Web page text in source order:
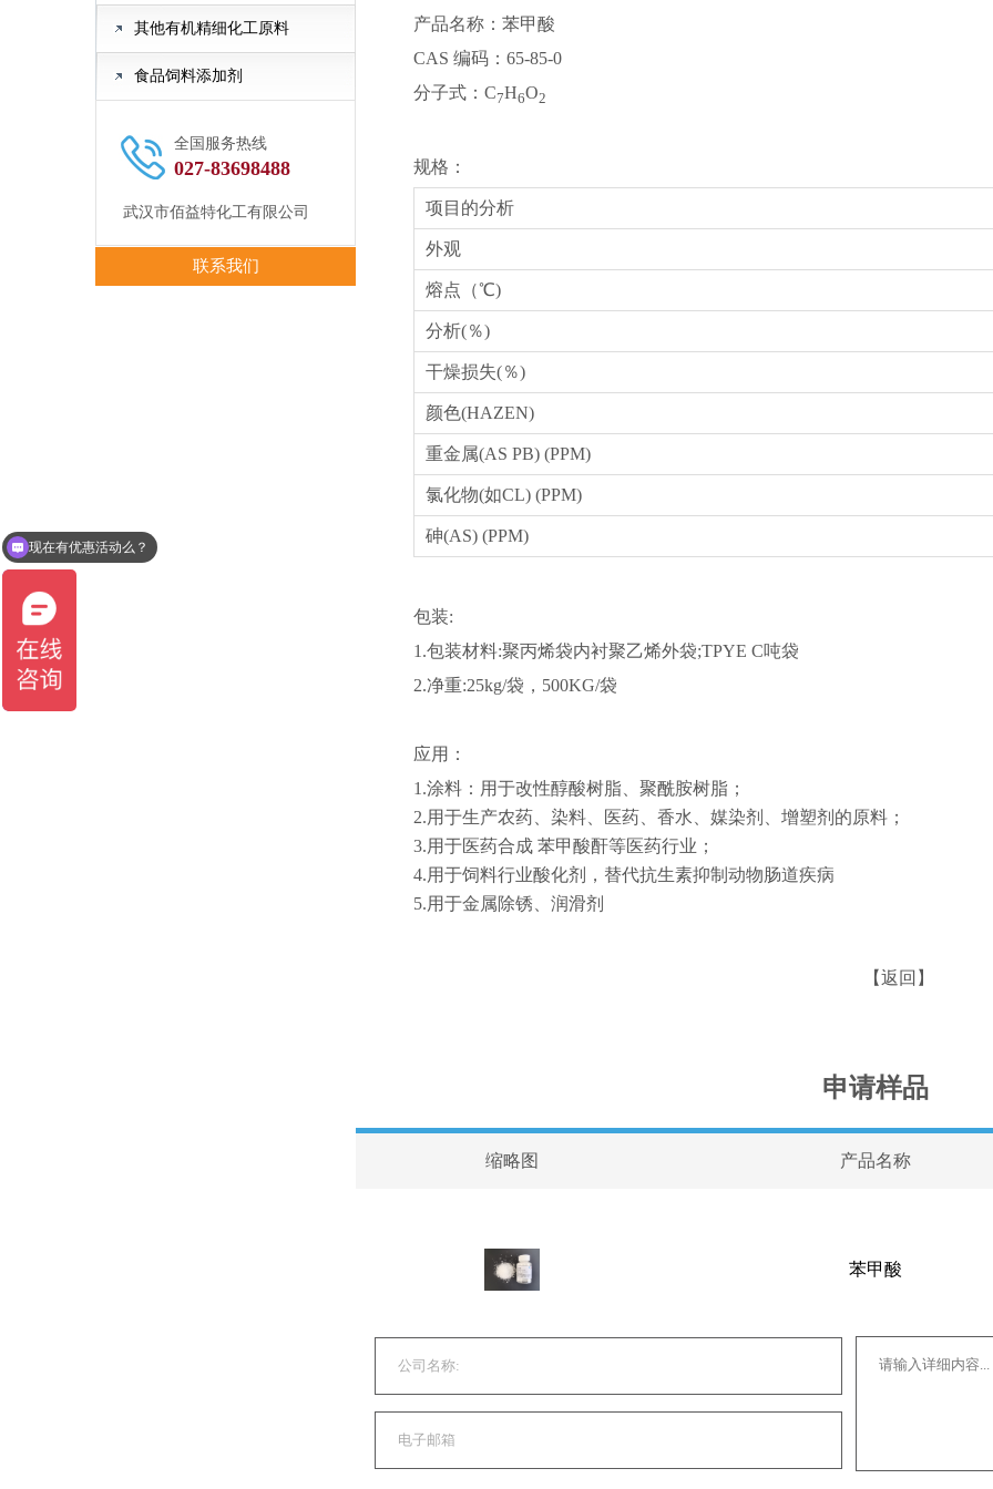
其他有机精细化工原料
食品饲料添加剂
全国服务热线
027-83698488
武汉市佰益特化工有限公司
联系我们
产品名称：苯甲酸
CAS 编码：65-85-0
分子式：C7H6O2
规格：
项目的分析
外观
熔点（℃)
分析(％)
干燥损失(％)
颜色(HAZEN)
重金属(AS PB) (PPM)
氯化物(如CL) (PPM)
砷(AS) (PPM)
包装:
1.包装材料:聚丙烯袋内衬聚乙烯外袋;TPYE C吨袋
2.净重:25kg/袋，500KG/袋
应用：
1.涂料：用于改性醇酸树脂、聚酰胺树脂；
2.用于生产农药、染料、医药、香水、媒染剂、增塑剂的原料；
3.用于医药合成 苯甲酸酐等医药行业；
4.用于饲料行业酸化剂，替代抗生素抑制动物肠道疾病
5.用于金属除锈、润滑剂
【返回】
申请样品
缩略图 产品名称
可以介绍下你们的产品么？
现在有优惠活动么？